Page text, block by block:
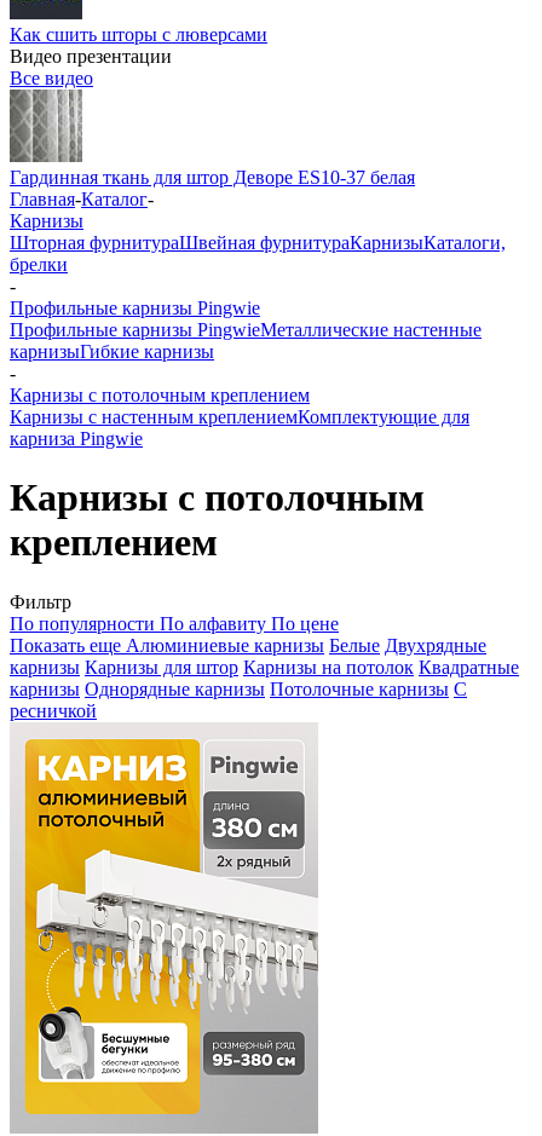
Как сшить шторы с люверсами
Видео презентации
Все видео
Гардинная ткань для штор Деворе ES10-37 белая
Главная-Каталог-
Карнизы
Шторная фурнитураШвейная фурнитураКарнизыКаталоги,
брелки
-
Профильные карнизы Pingwie
Профильные карнизы PingwieМеталлические настенные
карнизыГибкие карнизы
-
Карнизы с потолочным креплением
Карнизы с настенным креплениемКомплектующие для
карниза Pingwie
Карнизы с потолочным
креплением
Фильтр
По популярности По алфавиту По цене
Показать еще Алюминиевые карнизы Белые Двухрядные
карнизы Карнизы для штор Карнизы на потолок Квадратные
карнизы Однорядные карнизы Потолочные карнизы С
ресничкой